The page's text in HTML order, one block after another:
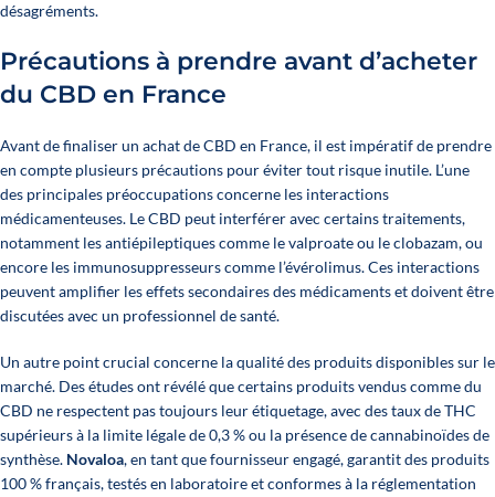
désagréments.
Précautions à prendre avant d’acheter
du CBD en France
Avant de finaliser un achat de CBD en France, il est impératif de prendre
en compte plusieurs précautions pour éviter tout risque inutile. L’une
des principales préoccupations concerne les interactions
médicamenteuses. Le CBD peut interférer avec certains traitements,
notamment les antiépileptiques comme le valproate ou le clobazam, ou
encore les immunosuppresseurs comme l’évérolimus. Ces interactions
peuvent amplifier les effets secondaires des médicaments et doivent être
discutées avec un professionnel de santé.
Un autre point crucial concerne la qualité des produits disponibles sur le
marché. Des études ont révélé que certains produits vendus comme du
CBD ne respectent pas toujours leur étiquetage, avec des taux de THC
supérieurs à la limite légale de 0,3 % ou la présence de cannabinoïdes de
synthèse. Novaloa, en tant que fournisseur engagé, garantit des produits
100 % français, testés en laboratoire et conformes à la réglementation